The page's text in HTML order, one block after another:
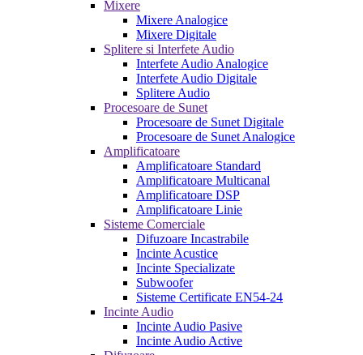
Mixere
Mixere Analogice
Mixere Digitale
Splitere si Interfete Audio
Interfete Audio Analogice
Interfete Audio Digitale
Splitere Audio
Procesoare de Sunet
Procesoare de Sunet Digitale
Procesoare de Sunet Analogice
Amplificatoare
Amplificatoare Standard
Amplificatoare Multicanal
Amplificatoare DSP
Amplificatoare Linie
Sisteme Comerciale
Difuzoare Incastrabile
Incinte Acustice
Incinte Specializate
Subwoofer
Sisteme Certificate EN54-24
Incinte Audio
Incinte Audio Pasive
Incinte Audio Active